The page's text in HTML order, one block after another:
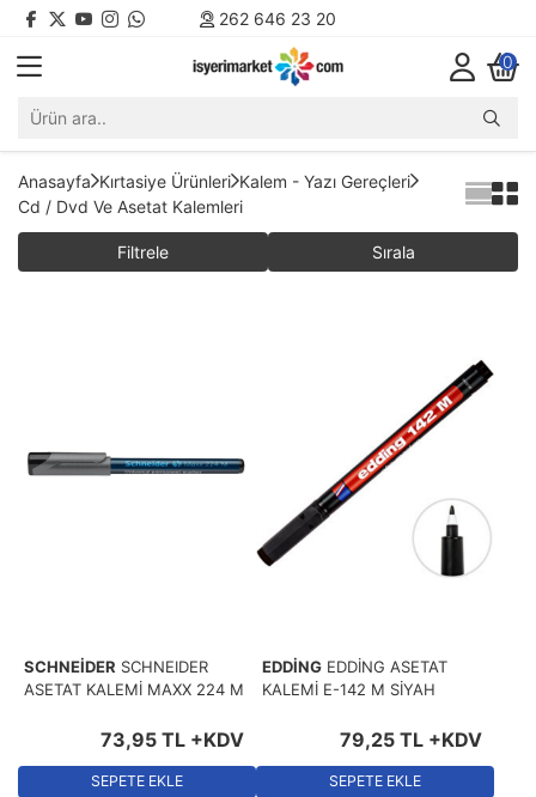
262 646 23 20
0
Anasayfa Kırtasiye Ürünleri Kalem - Yazı Gereçleri
Cd / Dvd Ve Asetat Kalemleri
Filtrele Sırala
SCHNEİDER SCHNEIDER
ASETAT KALEMİ MAXX 224 M
73,95 TL +KDV
SEPETE EKLE
EDDİNG EDDİNG ASETAT
KALEMİ E-142 M SİYAH
79,25 TL +KDV
SEPETE EKLE